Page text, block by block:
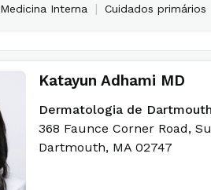
Medicina Interna | Cuidados primários
Katayun Adhami MD
Dermatologia de Dartmouth
368 Faunce Corner Road,
Dartmouth, MA 02747